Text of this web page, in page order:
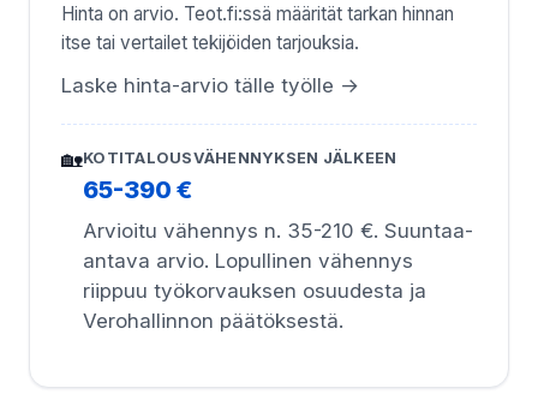
Hinta on arvio. Teot.fi:ssä määrität tarkan hinnan
itse tai vertailet tekijöiden tarjouksia.
Laske hinta-arvio tälle työlle →
🏡KOTITALOUSVÄHENNYKSEN JÄLKEEN
65-390 €
Arvioitu vähennys n. 35-210 €. Suuntaa-
antava arvio. Lopullinen vähennys
riippuu työkorvauksen osuudesta ja
Verohallinnon päätöksestä.